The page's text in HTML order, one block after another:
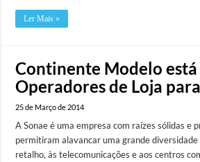
Ler Mais »
Continente Modelo
Operadores de Loja
25 de Março de 2014
A Sonae é uma empresa com raízes sólidas e
permitiram alavancar uma grande diversidade
retalho, às telecomunicações e aos centros